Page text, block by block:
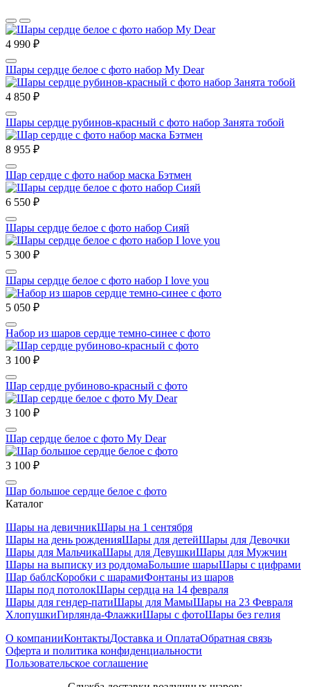
4 990 ₽
Шары сердце белое с фото набор My Dear
4 850 ₽
Шары сердце рубинов-красный с фото набор Занята тобой
8 955 ₽
Шар сердце с фото набор маска Бэтмен
6 550 ₽
Шары сердце белое с фото набор Сияй
5 300 ₽
Шары сердце белое с фото набор I love you
5 050 ₽
Набор из шаров сердце темно-синее с фото
3 100 ₽
Шар сердце рубиново-красный с фото
3 100 ₽
Шар сердце белое с фото My Dear
3 100 ₽
Шар большое сердце белое с фото
Каталог
Шары на девичникШары на 1 сентября
Шары на день рожденияШары для детейШары для Девочки
Шары для МальчикаШары для ДевушкиШары для Мужчин
Шары на выписку из роддомаБольшие шарыШары с цифрами
Шар баблсКоробки с шарамиФонтаны из шаров
Шары под потолокШары сердца на 14 февраля
Шары для гендер-патиШары для МамыШары на 23 Февраля
ХлопушкиГирлянда-ФлажкиШары с фотоШары без гелия
О компанииКонтактыДоставка и ОплатаОбратная связь
Оферта и политика конфиденциальности
Пользовательское соглашение